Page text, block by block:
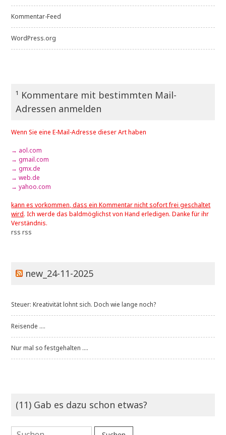
Kommentar-Feed
WordPress.org
¹ Kommentare mit bestimmten Mail-
Adressen anmelden
Wenn Sie eine E-Mail-Adresse dieser Art haben
→ aol.com
→ gmail.com
→ gmx.de
→ web.de
→ yahoo.com
kann es vorkommen, dass ein Kommentar nicht sofort frei geschaltet
wird. Ich werde das baldmöglichst von Hand erledigen. Danke für ihr
Verständnis.
rss rss
new_24-11-2025
Steuer: Kreativität lohnt sich. Doch wie lange noch?
Reisende ....
Nur mal so festgehalten ....
(11) Gab es dazu schon etwas?
Suchen